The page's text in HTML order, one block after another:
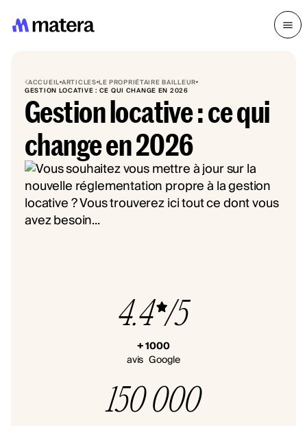
ACCUEILARTICLES LE PROPRIÉTAIRE BAILLEUR
GESTION LOCATIVE : CE QUI CHANGE EN 2026
Gestion locative : ce qui
change en 2026
4.4 /5
+ 1000
avis Google
150 000